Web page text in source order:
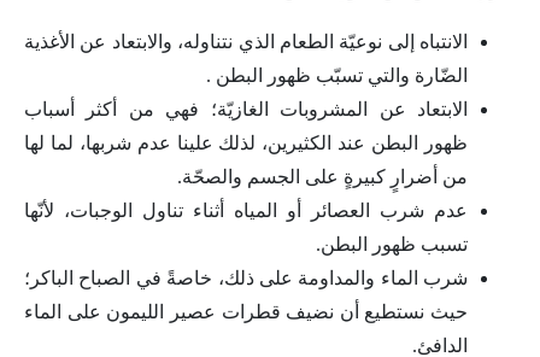
الانتباه إلى نوعيّة الطعام الذي نتناوله، والابتعاد عن الأغذية
الضّارة والتي تسبّب ظهور البطن .
الابتعاد عن المشروبات الغازيّة؛ فهي من أكثر أسباب
ظهور البطن عند الكثيرين، لذلك علينا عدم شربها، لما لها
من أضرارٍ كبيرةٍ على الجسم والصحّة.
عدم شرب العصائر أو المياه أثناء تناول الوجبات، لأنّها
تسبب ظهور البطن.
شرب الماء والمداومة على ذلك، خاصةً في الصباح الباكر؛
حيث نستطيع أن نضيف قطرات عصير الليمون على الماء
الدافئ.